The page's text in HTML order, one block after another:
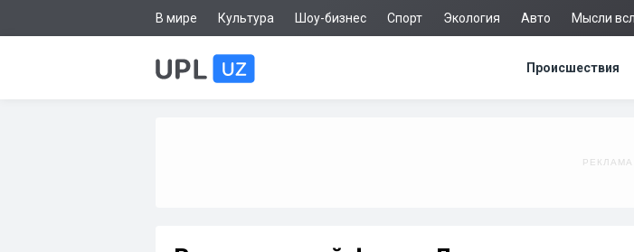
В мире Культура Шоу-бизнес Спорт Экология Авто Мысли
Происшествия